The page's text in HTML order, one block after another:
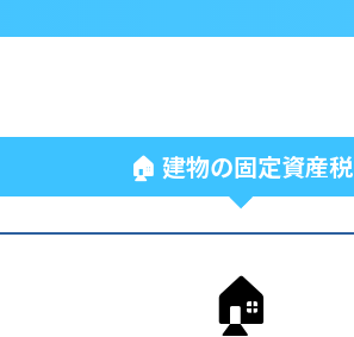
🏠 建物の固定資産税
🏠